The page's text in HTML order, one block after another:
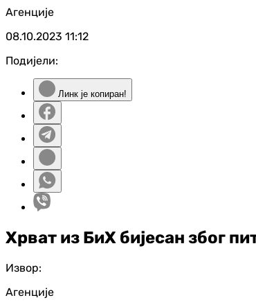
Агенције
08.10.2023 11:12
Подијели:
Линк је копиран!
Хрват из БиХ бијесан због
Извор:
Агенције